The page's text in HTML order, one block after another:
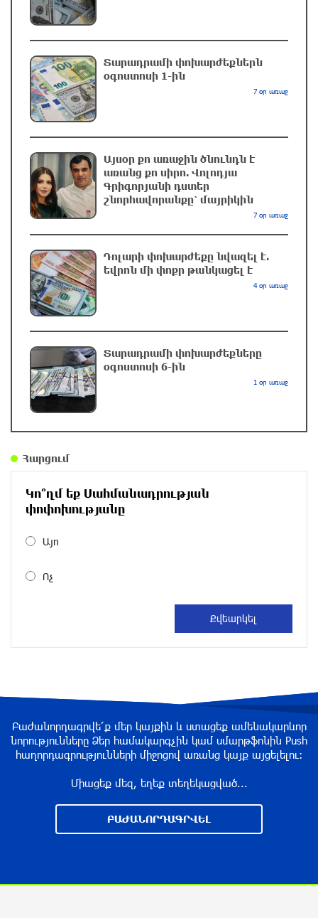
Երևանում և մարզերում էլեկտրաէներգիայի
ընդհատումներ կլինեն
Ստեփանավանում ռուս կին է փորձել
ինքնասպան լինել
6 ժամ առաջ
ԱՄՆ վերաքննիչ դատարանը արգելափակել է
Թրամփի 400 միլիոն դոլար արժողությամբ
6 ժամ առաջ
Փրկարարները հայտանաբերել են մոլորված
զբոսաշրջիկներին
7 ժամ առաջ
Սարյան փողոցի բնակարաններից մեկում
պայթյունի հետևանքով 55-ամյա տղամարդը
այրվածքներով տեղափոխվել է
է հայտարարվել շոգի ալիքների պատճառով
Հայաստանի հավաքականի նախկին մարզիչը
կգլխավորի Ղազախստանի հավաքականը
8 ժամ առաջ
կարող են պարտվել Կոնգրեսի միջանկյալ
ընտրություններում
Տարադրամի փոխարժեքներն
օգոստոսի 1-ին
7 օր առաջ
Այսօր քո առաջին ծնունդն է
առանց քո սիրո. Վոլոդյա
Գրիգորյանի դստեր
շնորհավորանքը՝ մայրիկին
7 օր առաջ
Դոլարի փոխարժեքը նվազել է.
եվրոն մի փոքր թանկացել է
4 օր առաջ
Տարադրամի փոխարժեքները
օգոստոսի 6-ին
1 օր առաջ
Հարցում
Կո՞ղմ եք Սահմանադրության
փոփոխությանը
Այո
Ոչ
Բաժանորդագրվե՛ք մեր կայքին և ստացեք ամենակարևոր
նորությունները Ձեր համակարգչին կամ սմարթֆոնին Push
հաղորդագրությունների միջոցով առանց կայք այցելելու։
Միացեք մեզ, եղեք տեղեկացված...
ԲԱԺԱՆՈՐԴԱԳՐՎԵԼ